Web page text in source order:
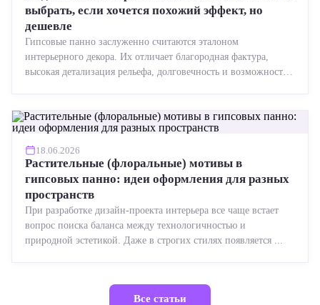
выбрать, если хочется похожий эффект, но
дешевле
Гипсовые панно заслуженно считаются эталоном
интерьерного декора. Их отличает благородная фактура,
высокая детализация рельефа, долговечность и возможность
18.06.2026
Растительные (флоральные) мотивы в
гипсовых панно: идеи оформления для разных
пространств
При разработке дизайн-проекта интерьера все чаще встает
вопрос поиска баланса между технологичностью и
природной эстетикой. Даже в строгих стилях появляется ...
Все статьи